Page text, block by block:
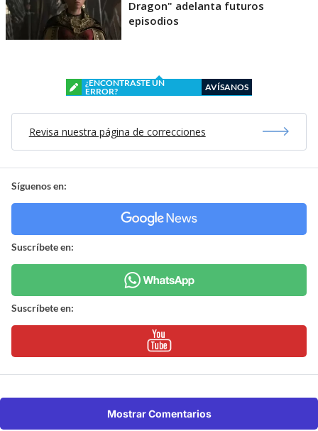
Dragon" adelanta futuros
episodios
¿ENCONTRASTE UN
ERROR?
AVÍSANOS
Revisa nuestra página de correcciones
Síguenos en:
Suscríbete en:
Suscríbete en:
Mostrar Comentarios